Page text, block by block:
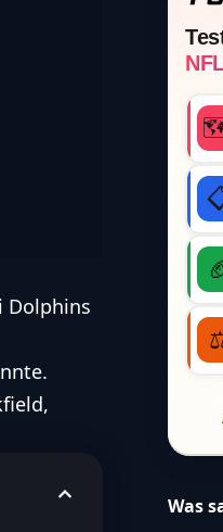
Dolphins
Was